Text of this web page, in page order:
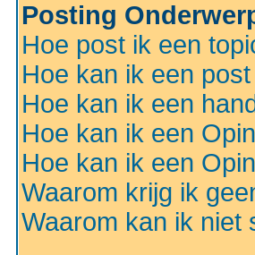
Posting
Hoe post ik een
Hoe kan ik een
Hoe kan ik een
Hoe kan ik een
Hoe kan ik een
Waarom krijg ik
Waarom kan ik niet